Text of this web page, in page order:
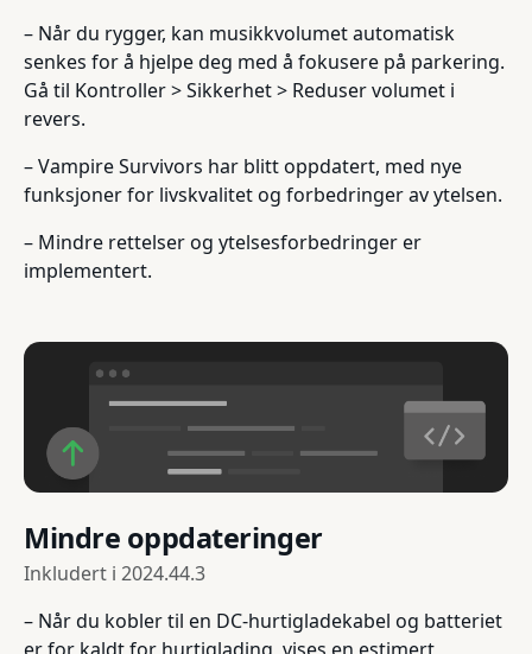
– Når du rygger, kan musikkvolumet automatisk
senkes for å hjelpe deg med å fokusere på parkering.
Gå til Kontroller > Sikkerhet > Reduser volumet i
revers.
– Vampire Survivors har blitt oppdatert, med nye
funksjoner for livskvalitet og forbedringer av ytelsen.
– Mindre rettelser og ytelsesforbedringer er
implementert.
Mindre oppdateringer
Inkludert i 2024.44.3
– Når du kobler til en DC-hurtigladekabel og batteriet
er for kaldt for hurtiglading, vises en estimert